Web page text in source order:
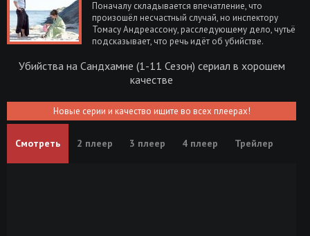
Поначалу складывается впечатление, что
произошёл несчастный случай, но инспектору
Томасу Андреассону, расследующему дело, чутьё
подсказывает, что речь идёт об убийстве.
Убийства на Сандхамне (1-11 Сезон) сериал в хорошем
качестве
Новые серии и качество ищите во всех плеерах!
Смотреть 2 плеер 3 плеер 4 плеер Трейлер